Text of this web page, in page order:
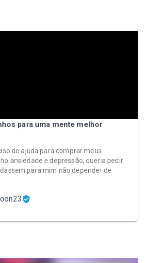
para uma mente melhor
de ajuda para comprar meus
ansiedade e depressão, queria pedir
para mim não depender de